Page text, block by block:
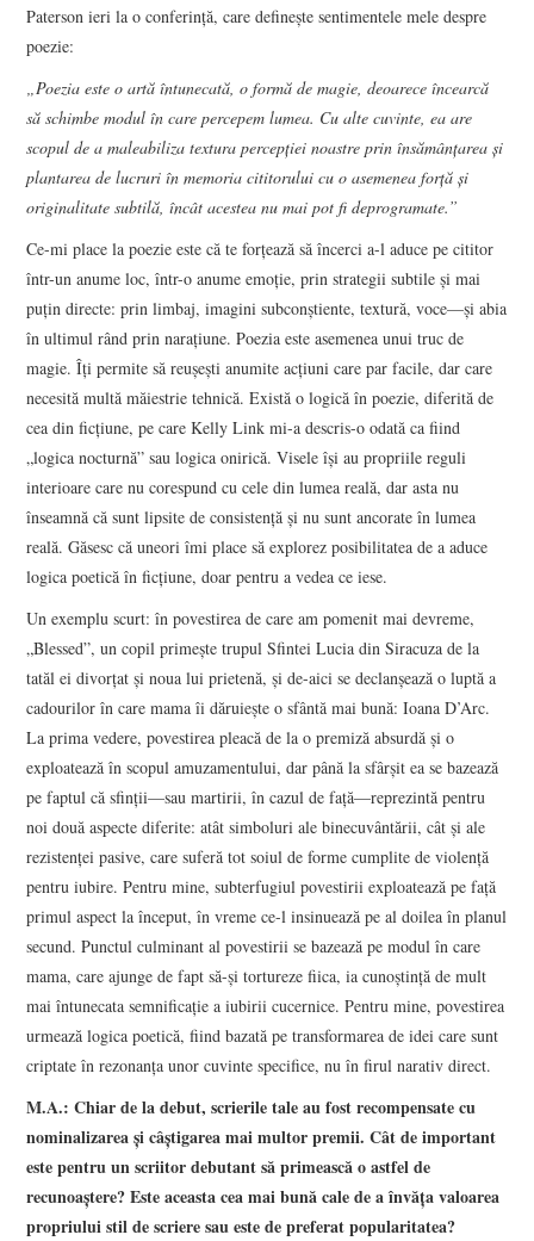
Paterson ieri la o conferinţă, care defineşte sentimentele mele despre
poezie:
„Poezia este o artă întunecată, o formă de magie, deoarece încearcă
să schimbe modul în care percepem lumea. Cu alte cuvinte, ea are
scopul de a maleabiliza textura percepţiei noastre prin însămânţarea şi
plantarea de lucruri în memoria cititorului cu o asemenea forţă şi
originalitate subtilă, încât acestea nu mai pot fi deprogramate.”
Ce-mi place la poezie este că te forţează să încerci a-l aduce pe cititor
într-un anume loc, într-o anume emoţie, prin strategii subtile şi mai
puţin directe: prin limbaj, imagini subconştiente, textură, voce—şi abia
în ultimul rând prin naraţiune. Poezia este asemenea unui truc de
magie. Îţi permite să reuşeşti anumite acţiuni care par facile, dar care
necesită multă măiestrie tehnică. Există o logică în poezie, diferită de
cea din ficţiune, pe care Kelly Link mi-a descris-o odată ca fiind
„logica nocturnă” sau logica onirică. Visele îşi au propriile reguli
interioare care nu corespund cu cele din lumea reală, dar asta nu
înseamnă că sunt lipsite de consistenţă şi nu sunt ancorate în lumea
reală. Găsesc că uneori îmi place să explorez posibilitatea de a aduce
logica poetică în ficţiune, doar pentru a vedea ce iese.
Un exemplu scurt: în povestirea de care am pomenit mai devreme,
„Blessed”, un copil primeşte trupul Sfintei Lucia din Siracuza de la
tatăl ei divorţat şi noua lui prietenă, şi de-aici se declanşează o luptă a
cadourilor în care mama îi dăruieşte o sfântă mai bună: Ioana D’Arc.
La prima vedere, povestirea pleacă de la o premiză absurdă şi o
exploatează în scopul amuzamentului, dar până la sfârşit ea se bazează
pe faptul că sfinţii—sau martirii, în cazul de faţă—reprezintă pentru
noi două aspecte diferite: atât simboluri ale binecuvântării, cât şi ale
rezistenţei pasive, care suferă tot soiul de forme cumplite de violenţă
pentru iubire. Pentru mine, subterfugiul povestirii exploatează pe faţă
primul aspect la început, în vreme ce-l insinuează pe al doilea în planul
secund. Punctul culminant al povestirii se bazează pe modul în care
mama, care ajunge de fapt să-şi tortureze fiica, ia cunoştinţă de mult
mai întunecata semnificaţie a iubirii cucernice. Pentru mine, povestirea
urmează logica poetică, fiind bazată pe transformarea de idei care sunt
criptate în rezonanţa unor cuvinte specifice, nu în firul narativ direct.
M.A.: Chiar de la debut, scrierile tale au fost recompensate cu
nominalizarea şi câştigarea mai multor premii. Cât de important
este pentru un scriitor debutant să primească o astfel de
recunoaştere? Este aceasta cea mai bună cale de a învăţa valoarea
propriului stil de scriere sau este de preferat popularitatea?